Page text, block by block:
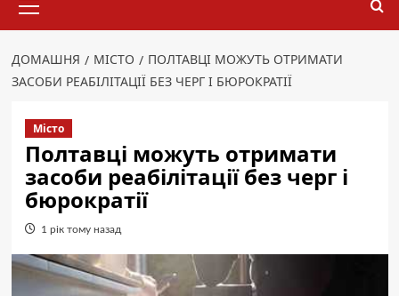
меню
ДОМАШНЯ МІСТО
ПОЛТАВЦІ МОЖУТЬ ОТРИМАТИ
ЗАСОБИ РЕАБІЛІТАЦІЇ БЕЗ ЧЕРГ І БЮРОКРАТІЇ
Місто
Полтавці можуть отримати
засоби реабілітації без черг і
бюрократії
1 рік тому назад